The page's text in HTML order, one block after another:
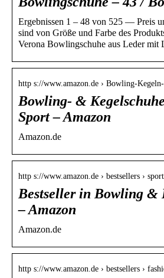
Ergebnissen 1 – 48 von 525 — Preis
sind von Größe und Farbe des
Verona Bowlingschuhe aus Leder
http s://www.amazon.de › Bowling-
Bowling- &
Sport – Amazon
Amazon.de
http s://www.amazon.de › bestsellers ›
Bestseller in Bowling &
– Amazon
Amazon.de
http s://www.amazon.de › bestsellers ›